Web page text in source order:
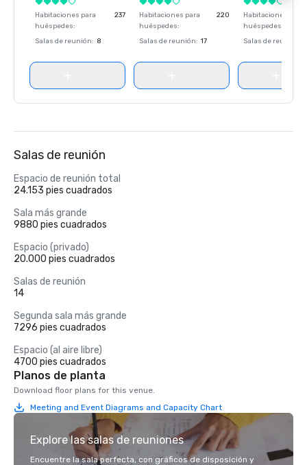
Habitaciones para
huéspedes:
237
Salas de reunión: 8
Habitaciones para
huéspedes:
220
Salas de reunión: 17
Habitaciones para
huéspedes
Salas de reunión
Salas de reunión
Espacio de reunión total
24.153 pies cuadrados
Sala más grande
9880 pies cuadrados
Espacio (privado)
20.000 pies cuadrados
Salas de reunión
14
Segunda sala más grande
7296 pies cuadrados
Espacio (al aire libre)
4700 pies cuadrados
Planos de planta
Download floor plans for this venue.
Meeting and Event Diagrams and Capacity Chart
Explore las salas de reuniones
Encuentre la sala perfecta, con gráficos de disposición y